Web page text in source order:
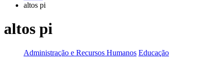
altos pi
altos pi
Administração e Recursos Humanos Educação